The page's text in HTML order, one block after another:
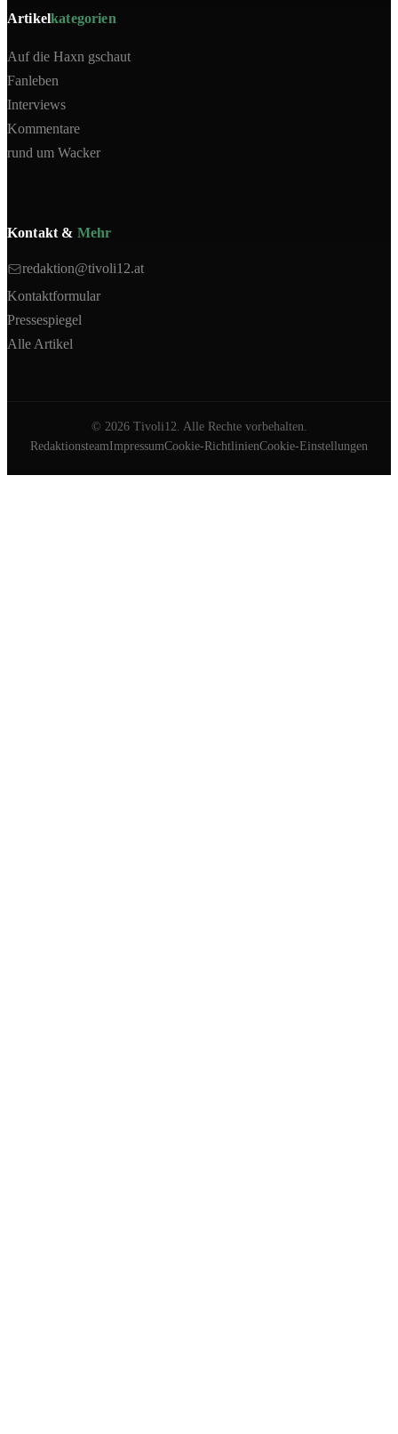
Artikelkategorien
Auf die Haxn gschaut
Fanleben
Interviews
Kommentare
rund um Wacker
Kontakt & Mehr
redaktion@tivoli12.at
Kontaktformular
Pressespiegel
Alle Artikel
© 2026Tivoli12. Alle Rechte vorbehalten.
RedaktionsteamImpressumCookie-RichtlinienCookie-Einstellungen